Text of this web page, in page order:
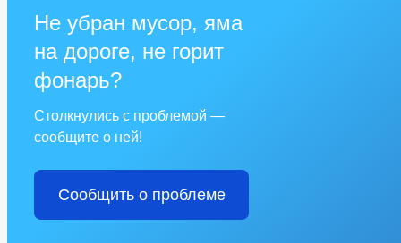
Не убран мусор, яма
на дороге, не горит
фонарь?
Столкнулись с проблемой —
сообщите о ней!
Сообщить о проблеме